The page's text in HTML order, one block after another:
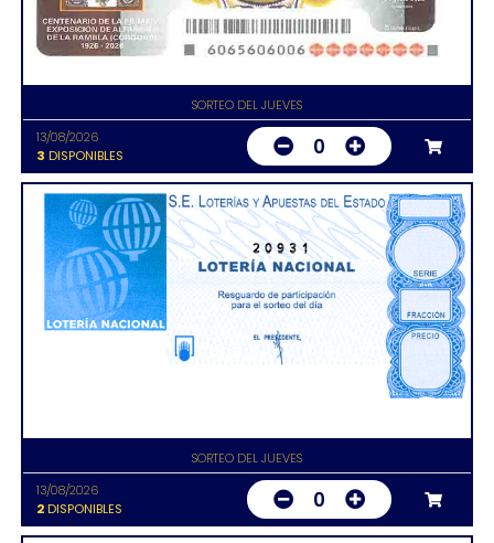
SORTEO DEL JUEVES
13/08/2026
3 DISPONIBLES 0
20931
SORTEO DEL JUEVES
13/08/2026
2DISPONIBLES 0